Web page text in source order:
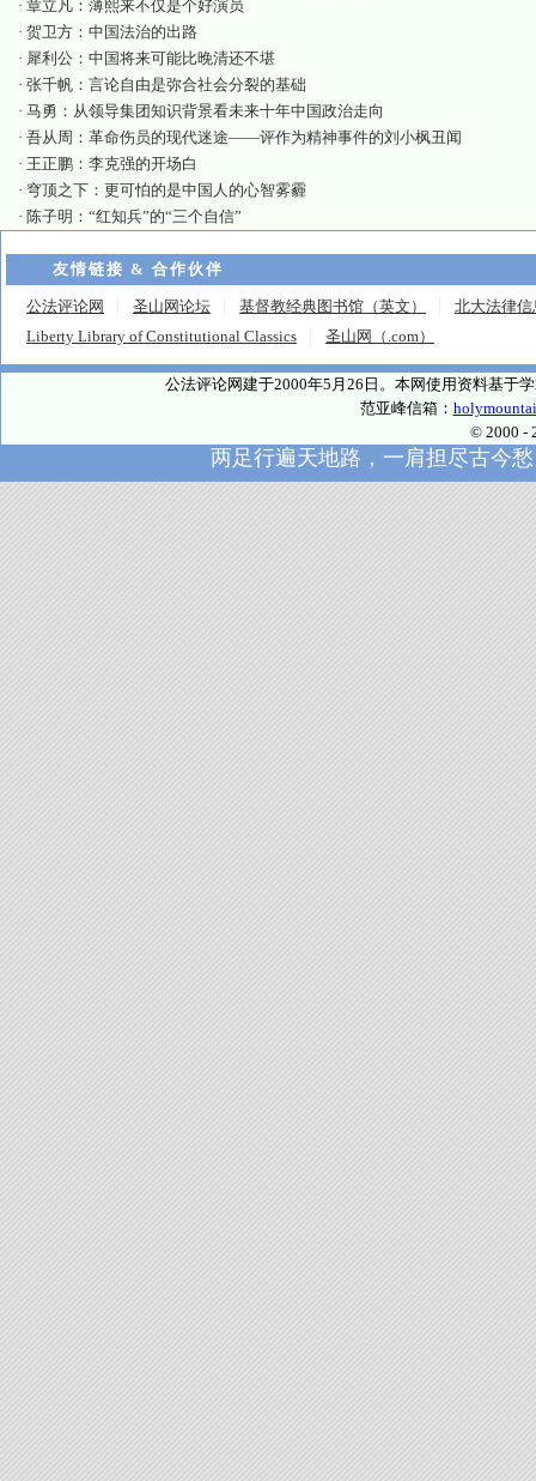
· 章立凡：薄熙来不仅是个好演员
· 贺卫方：中国法治的出路
· 犀利公：中国将来可能比晚清还不堪
· 张千帆：言论自由是弥合社会分裂的基础
· 马勇：从领导集团知识背景看未来十年中国政治走向
· 吾从周：革命伤员的现代迷途——评作为精神事件的刘小枫丑闻
· 王正鹏：李克强的开场白
· 穹顶之下：更可怕的是中国人的心智雾霾
· 陈子明：“红知兵”的“三个自信”
友情链接 & 合作伙伴
公法评论网 圣山网论坛 基督教经典图书馆（英文）
北大法律信
Liberty Library of Constitutional Classics
圣山网（.com）
公法评论网建于2000年5月26日。本网使用资料基于
范亚峰信箱：
© 2000 -
两足行遍天地路，一肩担尽古今